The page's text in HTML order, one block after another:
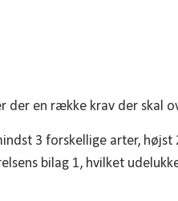
der en række krav der skal
3 forskellige arter, højst
bilag 1, hvilket